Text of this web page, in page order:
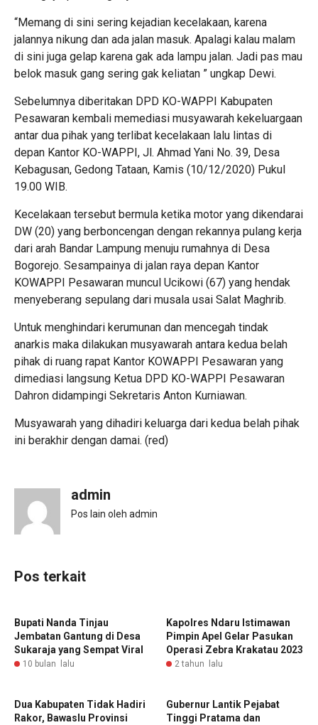
“Memang di sini sering kejadian kecelakaan, karena
jalannya nikung dan ada jalan masuk. Apalagi kalau malam
di sini juga gelap karena gak ada lampu jalan. Jadi pas mau
belok masuk gang sering gak keliatan ” ungkap Dewi.
Sebelumnya diberitakan DPD KO-WAPPI Kabupaten
Pesawaran kembali memediasi musyawarah kekeluargaan
antar dua pihak yang terlibat kecelakaan lalu lintas di
depan Kantor KO-WAPPI, Jl. Ahmad Yani No. 39, Desa
Kebagusan, Gedong Tataan, Kamis (10/12/2020) Pukul
19.00 WIB.
Kecelakaan tersebut bermula ketika motor yang dikendarai
DW (20) yang berboncengan dengan rekannya pulang kerja
dari arah Bandar Lampung menuju rumahnya di Desa
Bogorejo. Sesampainya di jalan raya depan Kantor
KOWAPPI Pesawaran muncul Ucikowi (67) yang hendak
menyeberang sepulang dari musala usai Salat Maghrib.
Untuk menghindari kerumunan dan mencegah tindak
anarkis maka dilakukan musyawarah antara kedua belah
pihak di ruang rapat Kantor KOWAPPI Pesawaran yang
dimediasi langsung Ketua DPD KO-WAPPI Pesawaran
Dahron didampingi Sekretaris Anton Kurniawan.
Musyawarah yang dihadiri keluarga dari kedua belah pihak
ini berakhir dengan damai. (red)
admin
Pos lain oleh admin
Pos terkait
‎Bupati Nanda Tinjau
Jembatan Gantung di Desa
Sukaraja yang Sempat Viral
10 bulan lalu
Kapolres Ndaru Istimawan
Pimpin Apel Gelar Pasukan
Operasi Zebra Krakatau 2023
2 tahun lalu
Dua Kabupaten Tidak Hadiri
Rakor, Bawaslu Provinsi
Gubernur Lantik Pejabat
Tinggi Pratama dan